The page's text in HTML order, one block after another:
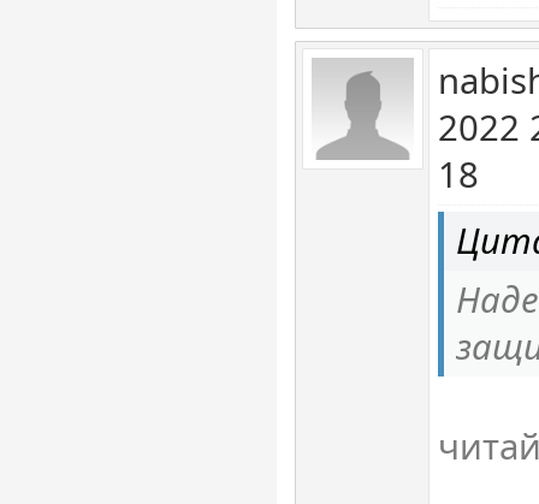
2022
18